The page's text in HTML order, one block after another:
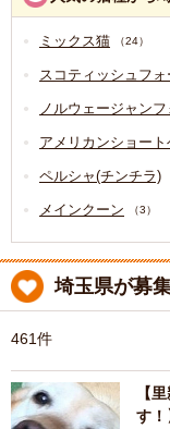
ミックス猫 （24）
スコティッシュフォ
ノルウェージャン
アメリカンショート
ペルシャ(チンチラ)
メインクーン （3）
埼玉県が募
461件
【
す！